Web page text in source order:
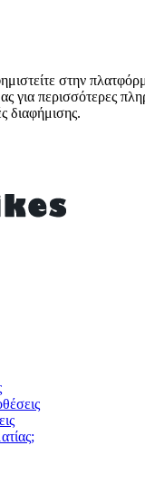
στην
για περισσότερες
διαφήμισης.